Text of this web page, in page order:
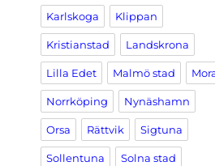
Karlskoga Klippan
Kristianstad Landskrona
Lilla Edet Malmö stad
Norrköping Nynäshamn
Orsa Rättvik Sigtuna
Sollentuna Solna stad